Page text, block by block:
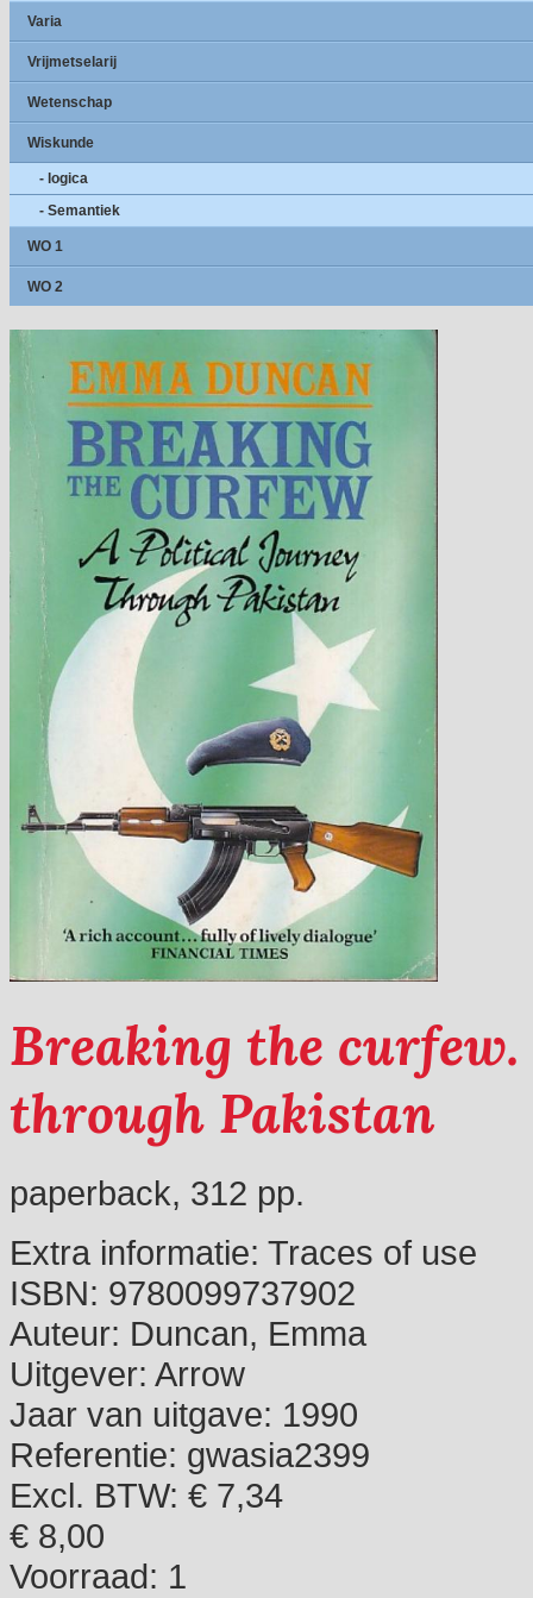
Varia
Vrijmetselarij
Wetenschap
Wiskunde
- logica
- Semantiek
WO 1
WO 2
Breaking the
through Pakistan
paperback, 312 pp.
Extra informatie: Traces of use
ISBN: 9780099737902
Auteur: Duncan, Emma
Uitgever: Arrow
Jaar van uitgave: 1990
Referentie: gwasia2399
Excl. BTW: € 7,34
€ 8,00
Voorraad: 1